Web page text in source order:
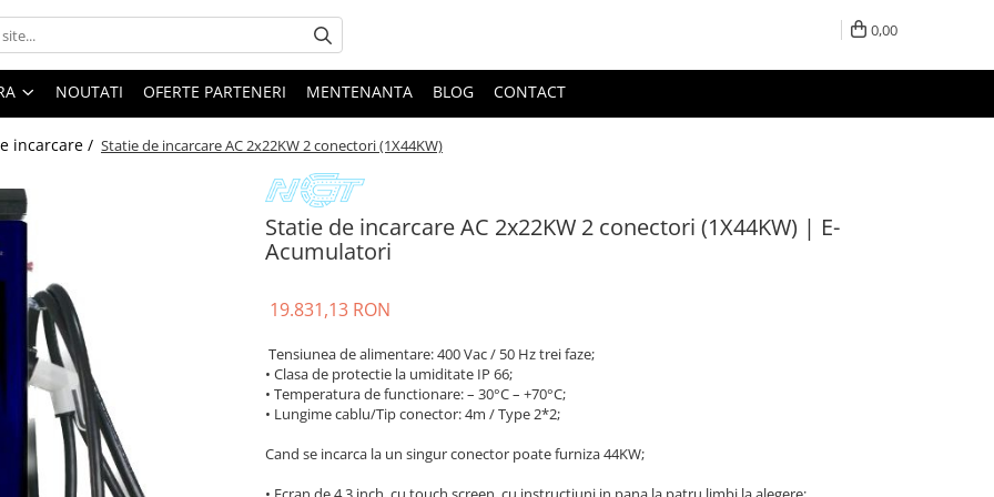
0,00
NOUTATI OFERTE PARTENERI MENTENANTA BLOG CONTACT
incarcare / Statie de incarcare AC 2x22KW 2 conectori (1X44KW)
Statie de incarcare AC 2x22KW 2 conectori (1X44KW) | E-
Acumulatori
19.831,13 RON
Tensiunea de alimentare: 400 Vac / 50 Hz trei faze;
• Clasa de protectie la umiditate IP 66;
• Temperatura de functionare: – 30°C – +70°C;
• Lungime cablu/Tip conector: 4m / Type 2*2;
Cand se incarca la un singur conector poate furniza 44KW;